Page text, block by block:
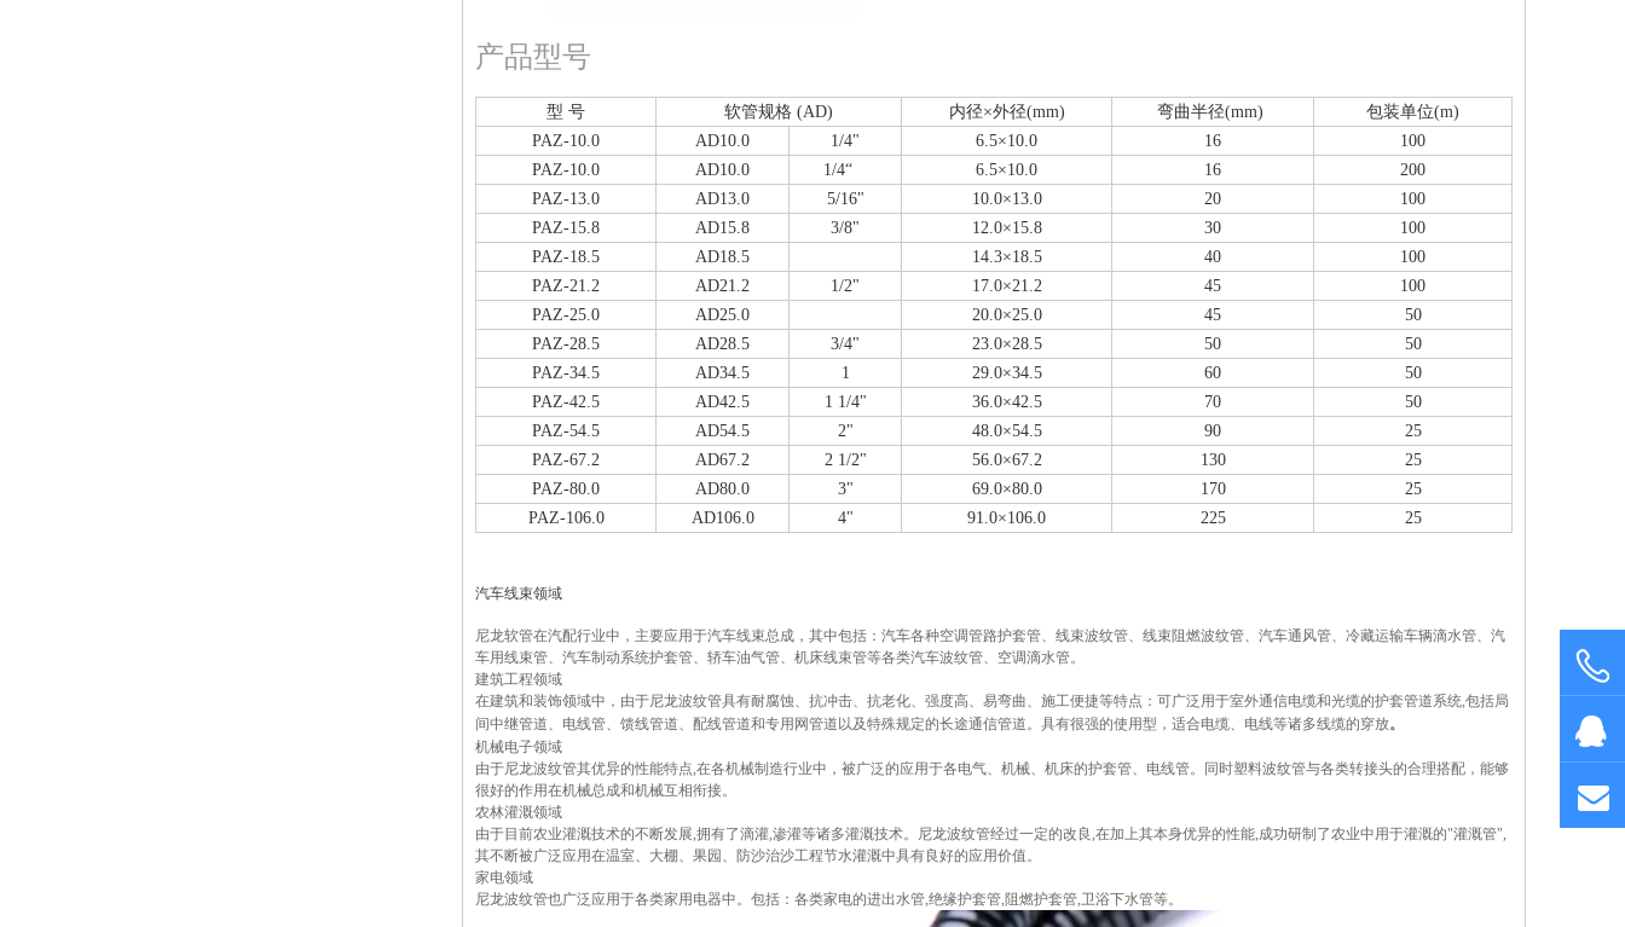
产品型号
型 号 软管规格 (AD) 内径×外径(mm) 弯曲半径(mm)
包装单位(m)
PAZ-10.0
AD10.0 1/4" 6.5×10.0 16
100
PAZ-10.0
AD10.0 1/4“ 6.5×10.0 16
200
PAZ-13.0
AD13.0 5/16" 10.0×13.0 20
100
PAZ-15.8
AD15.8 3/8" 12.0×15.8 30
100
PAZ-18.5
AD18.5 14.3×18.5 40
100
PAZ-21.2
AD21.2 1/2" 17.0×21.2 45
100
PAZ-25.0
AD25.0 20.0×25.0 45
50
PAZ-28.5
AD28.5 3/4" 23.0×28.5 50
50
PAZ-34.5
AD34.5 1 29.0×34.5 60
50
PAZ-42.5
AD42.5 1 1/4" 36.0×42.5 70
50
PAZ-54.5
AD54.5 2" 48.0×54.5 90
25
PAZ-67.2
AD67.2 2 1/2" 56.0×67.2 130
25
PAZ-80.0
AD80.0 3" 69.0×80.0 170
25
PAZ-106.0
AD106.0 4" 91.0×106.0 225 25
汽车线束领域
尼龙软管在汽配行业中，主要应用于汽车线束总成，其中包括：汽车各种空调管路护套管、线束波纹管、线束阻燃波纹管、汽车通风管、冷藏运输车辆滴水管、汽
车用线束管、汽车制动系统护套管、轿车油气管、机床线束管等各类汽车波纹管、空调滴水管。
建筑工程领域
在建筑和装饰领域中，由于尼龙波纹管具有耐腐蚀、抗冲击、抗老化、强度高、易弯曲、施工便捷等特点：可广泛用于室外通信电缆和光缆的护套管道系统,包括局
间中继管道、电线管、馈线管道、配线管道和专用网管道以及特殊规定的长途通信管道。具有很强的使用型，适合电缆、电线等诸多线缆的穿放。
机械电子领域
由于尼龙波纹管其优异的性能特点,在各机械制造行业中，被广泛的应用于各电气、机械、机床的护套管、电线管。同时塑料波纹管与各类转接头的合理搭配，能够
很好的作用在机械总成和机械互相衔接。
农林灌溉领域
由于目前农业灌溉技术的不断发展,拥有了滴灌,渗灌等诸多灌溉技术。尼龙波纹管经过一定的改良,在加上其本身优异的性能,成功研制了农业中用于灌溉的"灌溉管",
其不断被广泛应用在温室、大棚、果园、防沙治沙工程节水灌溉中具有良好的应用价值。
家电领域
尼龙波纹管也广泛应用于各类家用电器中。包括：各类家电的进出水管,绝缘护套管,阻燃护套管,卫浴下水管等。